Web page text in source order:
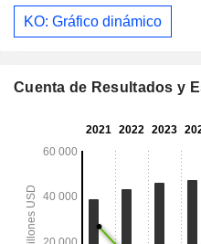
KO: Gráfico dinámico
Cuenta de Resultados y